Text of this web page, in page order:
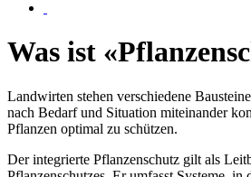
Was ist
Landwirten stehen verschiedene
nach Bedarf und Situation miteinander
Pflanzen optimal zu schützen.
Der integrierte Pflanzenschutz gilt als